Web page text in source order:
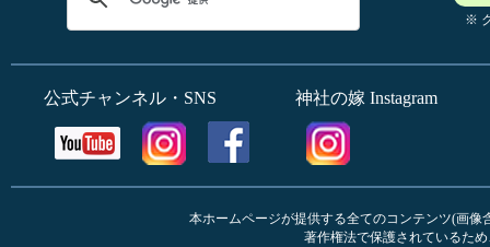
※
公式チャンネル・SNS 神社の嫁 Instagram
本ホームページが提供する全てのコンテンツ(画
著作権法で保護されているた